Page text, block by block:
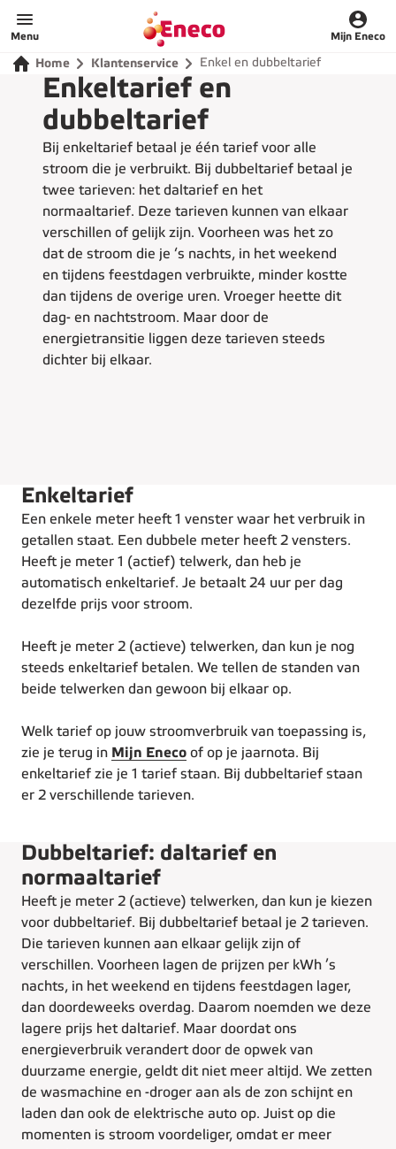
Menu
Home
Mijn Eneco
Home Klantenservice Enkel en dubbeltarief
Enkeltarief en
dubbeltarief
Bij enkeltarief betaal je één tarief voor alle
stroom die je verbruikt. Bij dubbeltarief betaal je
twee tarieven: het daltarief en het
normaaltarief. Deze tarieven kunnen van elkaar
verschillen of gelijk zijn. Voorheen was het zo
dat de stroom die je ‘s nachts, in het weekend
en tijdens feestdagen verbruikte, minder kostte
dan tijdens de overige uren. Vroeger heette dit
dag- en nachtstroom. Maar door de
energietransitie liggen deze tarieven steeds
dichter bij elkaar.
Enkeltarief
Een enkele meter heeft 1 venster waar het verbruik in
getallen staat. Een dubbele meter heeft 2 vensters.
Heeft je meter 1 (actief) telwerk, dan heb je
automatisch enkeltarief. Je betaalt 24 uur per dag
dezelfde prijs voor stroom.
Heeft je meter 2 (actieve) telwerken, dan kun je nog
steeds enkeltarief betalen. We tellen de standen van
beide telwerken dan gewoon bij elkaar op.
Welk tarief op jouw stroomverbruik van toepassing is,
zie je terug in Mijn Eneco of op je jaarnota. Bij
enkeltarief zie je 1 tarief staan. Bij dubbeltarief staan
er 2 verschillende tarieven.
Dubbeltarief: daltarief en
normaaltarief
Heeft je meter 2 (actieve) telwerken, dan kun je kiezen
voor dubbeltarief. Bij dubbeltarief betaal je 2 tarieven.
Die tarieven kunnen aan elkaar gelijk zijn of
verschillen. Voorheen lagen de prijzen per kWh ’s
nachts, in het weekend en tijdens feestdagen lager,
dan doordeweeks overdag. Daarom noemden we deze
lagere prijs het daltarief. Maar doordat ons
energieverbruik verandert door de opwek van
duurzame energie, geldt dit niet meer altijd. We zetten
de wasmachine en -droger aan als de zon schijnt en
laden dan ook de elektrische auto op. Juist op die
momenten is stroom voordeliger, omdat er meer